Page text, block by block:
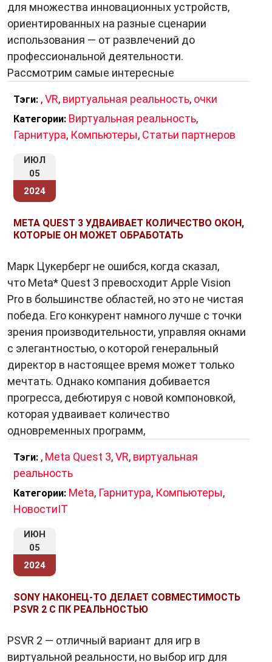
для множества инновационных устройств,
ориентированных на разные сценарии
использования — от развлечений до
профессиональной деятельности.
Рассмотрим самые интересные
Тэги: ,VR, виртуальная реальность, очки
Категории: Виртуальная реальность,
Гарнитура, Компьютеры, Статьи партнеров
ИЮЛ
05
2024
META QUEST 3 УДВАИВАЕТ КОЛИЧЕСТВО ОКОН,
КОТОРЫЕ ОН МОЖЕТ ОБРАБОТАТЬ
Марк Цукерберг не ошибся, когда сказал,
что Meta* Quest 3 превосходит Apple Vision
Pro в большинстве областей, но это не чистая
победа. Его конкурент намного лучше с точки
зрения производительности, управляя окнами
с элегантностью, о которой генеральный
директор в настоящее время может только
мечтать. Однако компания добивается
прогресса, дебютируя с новой компоновкой,
которая удваивает количество
одновременных программ,
Тэги: , Meta Quest 3,VR, виртуальная
реальность
Категории: Meta, Гарнитура, Компьютеры,
НовостиIT
ИЮН
05
2024
SONY НАКОНЕЦ-ТО ДЕЛАЕТ СОВМЕСТИМОСТЬ
PSVR 2 С ПК РЕАЛЬНОСТЬЮ
PSVR 2 — отличный вариант для игр в
виртуальной реальности, но выбор игр для